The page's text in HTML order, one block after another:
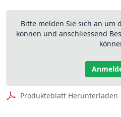
Bitte melden Sie sich an um
können und anschliessend
Produkteblatt Herunterladen